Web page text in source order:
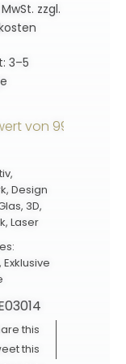
Motive
Menge
zzgl.
3–5
von 99€
,
, Design
, 3D,
, Laser
, Exklusive
this
this